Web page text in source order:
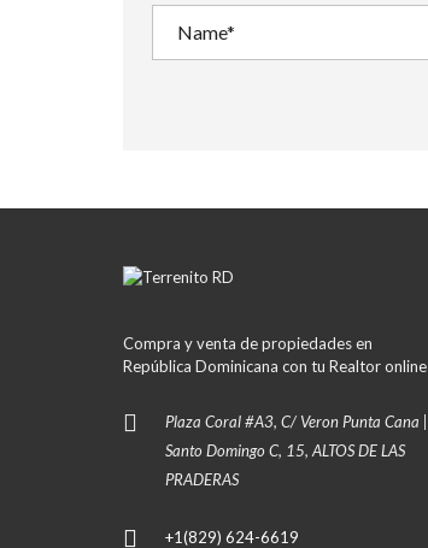
Compra y venta de propiedades en
República Dominicana con tu Realtor online
Plaza Coral #A3, C/ Veron Punta Cana |
Santo Domingo C, 15, ALTOS DE LAS
PRADERAS
+1(829) 624-6619